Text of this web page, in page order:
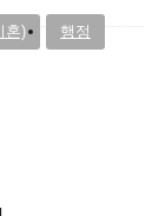
혼) 행정